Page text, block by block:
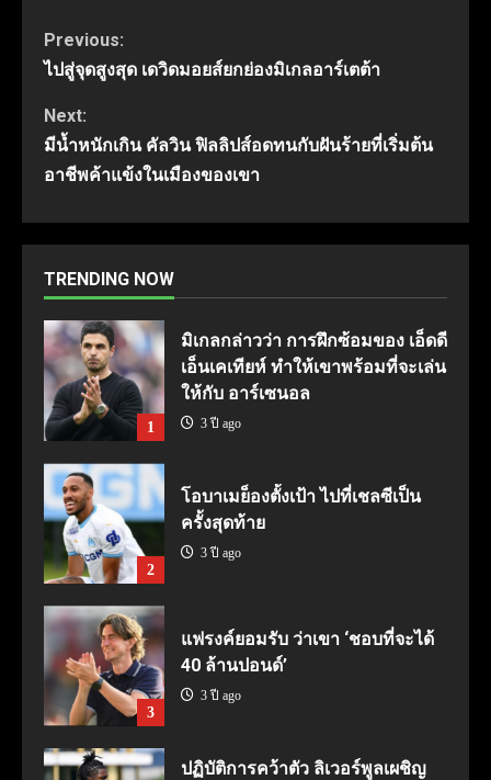
Continue
Previous:
ไปสู่จุดสูงสุด เดวิดมอยส์ยกย่องมิเกลอาร์เตต้า
Next:
มีน้ำหนักเกิน คัลวิน ฟิลลิปส์อดทนกับฝันร้ายที่เริ่มต้น
อาชีพค้าแข้งในเมืองของเขา
TRENDING NOW
1
มิเกลกล่าวว่า การฝึกซ้อมของ เอ็ดดี
เอ็นเคเทียห์ ทำให้เขาพร้อมที่จะเล่น
ให้กับ อาร์เซนอล
3 ปี ago
2
โอบาเมย็องตั้งเป้า ไปที่เชลซีเป็น
ครั้งสุดท้าย
3 ปี ago
3
แฟรงค์ยอมรับ ว่าเขา ‘ชอบที่จะได้
40 ล้านปอนด์’
3 ปี ago
ปฏิบัติการคว้าตัว ลิเวอร์พูลเผชิญ